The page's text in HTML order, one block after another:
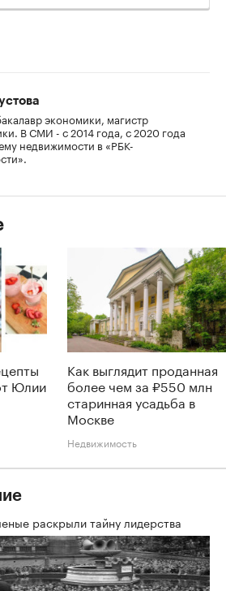
экономики, магистр
В СМИ - с 2014 года, с 2020 года
недвижимости в «РБК-
Юлии
Как выглядит проданная
более чем за ₽550 млн
старинная усадьба в
Москве
Недвижимость
раскрыли тайну лидерства